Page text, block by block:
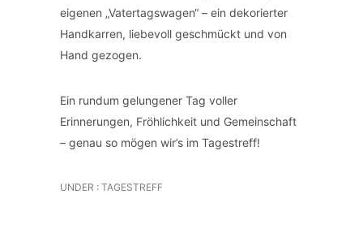
eigenen „Vatertagswagen“ – ein dekorierter
Handkarren, liebevoll geschmückt und von
Hand gezogen.
Ein rundum gelungener Tag voller
Erinnerungen, Fröhlichkeit und Gemeinschaft
– genau so mögen wir’s im Tagestreff!
UNDER : TAGESTREFF